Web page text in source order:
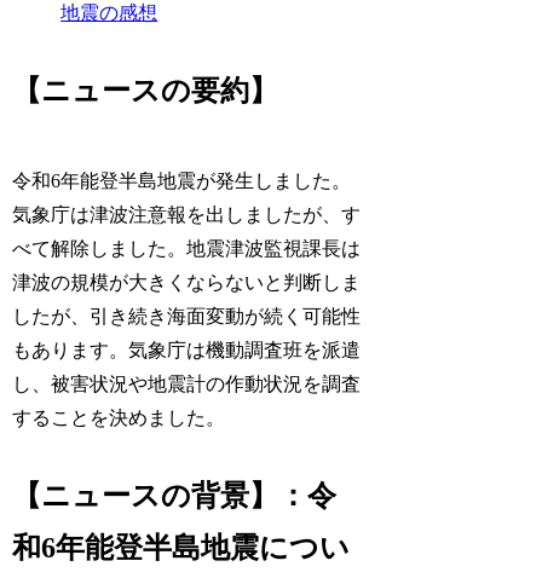
地震の感想
【ニュースの要約】
令和6年能登半島地震が発生しました。
気象庁は津波注意報を出しましたが、す
べて解除しました。地震津波監視課長は
津波の規模が大きくならないと判断しま
したが、引き続き海面変動が続く可能性
もあります。気象庁は機動調査班を派遣
し、被害状況や地震計の作動状況を調査
することを決めました。
【ニュースの背景】：令
和6年能登半島地震につい